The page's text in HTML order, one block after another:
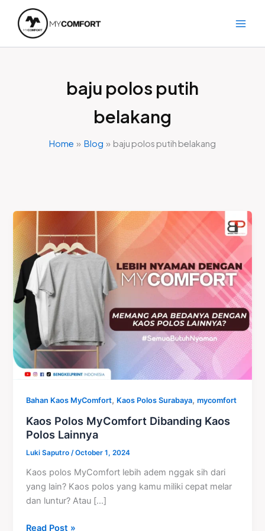
content
baju polos putih
belakang
Home Blog baju polos putih belakang
Bahan Kaos MyComfort, Kaos Polos Surabaya,mycomfort
Kaos Polos MyComfort Dibanding Kaos
Polos Lainnya
Luki Saputro/October 1, 2024
Kaos polos MyComfort lebih adem nggak sih dari
yang lain? Kaos polos yang kamu miliki cepat melar
dan luntur? Atau […]
Kaos
Polos
MyComfort
Dibanding
Kaos
Polos
Lainnya
Read Post »